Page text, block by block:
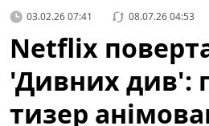
03.02.26 07:41 08.07.26 04:53
Netflix
'Дивних див':
тизер